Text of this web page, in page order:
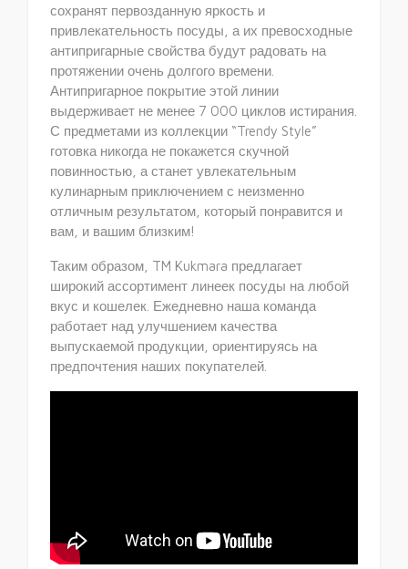
сохранят первозданную яркость и
привлекательность посуды, а их превосходные
антипригарные свойства будут радовать на
протяжении очень долгого времени.
Антипригарное покрытие этой линии
выдерживает не менее 7 000 циклов истирания.
С предметами из коллекции “Trendy Style”
готовка никогда не покажется скучной
повинностью, а станет увлекательным
кулинарным приключением с неизменно
отличным результатом, который понравится и
вам, и вашим близким!
Таким образом, TM Kukmara предлагает
широкий ассортимент линеек посуды на любой
вкус и кошелек. Ежедневно наша команда
работает над улучшением качества
выпускаемой продукции, ориентируясь на
предпочтения наших покупателей.